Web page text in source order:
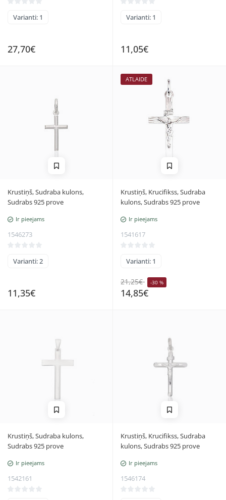
Varianti: 1
27,70€
Varianti: 1
11,05€
Krustiņš, Sudraba kulons,
Sudrabs 925 prove
Ir pieejams
1546273
Varianti: 2
11,35€
ATLAIDE
Krustiņš, Krucifikss, Sudraba
kulons, Sudrabs 925 prove
Ir pieejams
1541617
Varianti: 1
21,25€ -30 %
14,85€
Krustiņš, Sudraba kulons,
Sudrabs 925 prove
Ir pieejams
1542161
Krustiņš, Krucifikss, Sudraba
kulons, Sudrabs 925 prove
Ir pieejams
1546174